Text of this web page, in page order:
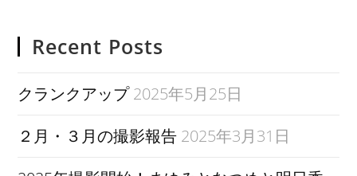
Recent Posts
クランクアップ 2025年5月25日
２月・３月の撮影報告 2025年3月31日